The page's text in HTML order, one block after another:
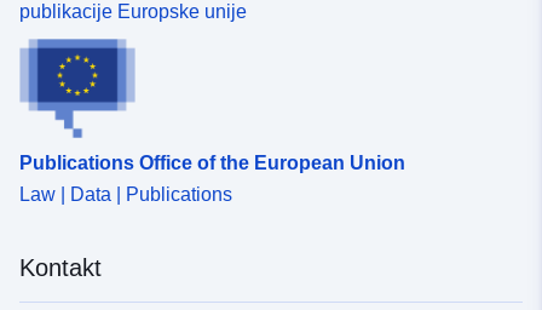
publikacije Europske unije
Publications Office of the European Union
Law | Data | Publications
Kontakt